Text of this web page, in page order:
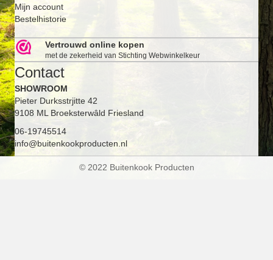
Mijn account
Bestelhistorie
Vertrouwd online kopen
met de zekerheid van Stichting Webwinkelkeur
Contact
SHOWROOM
Pieter Durksstrjitte 42
9108 ML Broeksterwâld Friesland
06-19745514
info@buitenkookproducten.nl
© 2022 Buitenkook Producten